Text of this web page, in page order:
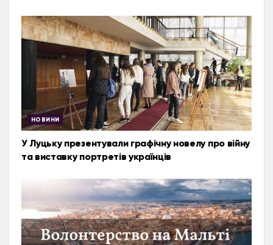
НОВИНИ
У Луцьку презентували графічну новелу про війну
та виставку портретів українців